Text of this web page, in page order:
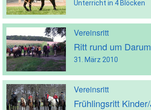
Unterricht in 4 Blöcken
Vereinsritt
Ritt rund um Darum
31. März 2010
Vereinsritt